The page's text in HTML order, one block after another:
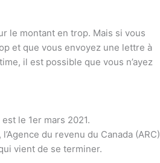
le montant en trop. Mais si vous
et que vous envoyez une lettre à
il est possible que vous n’ayez
le 1er mars 2021.
du revenu du Canada (ARC)
vient de se terminer.